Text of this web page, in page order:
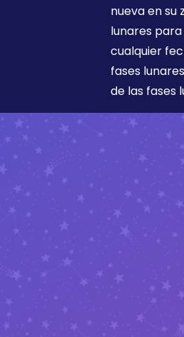
nueva en su
lunares para
cualquier
fases
de las fases